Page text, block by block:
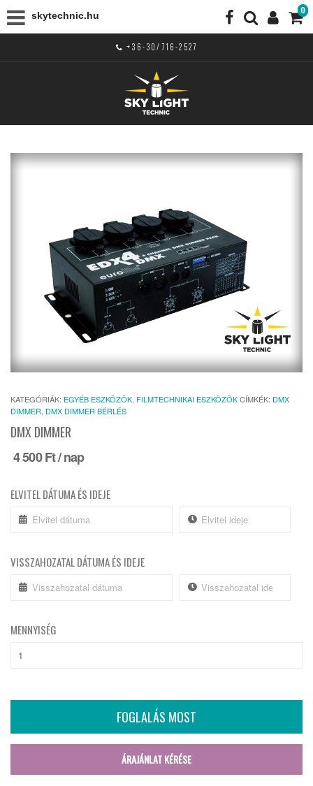
skytechnic.hu 0
+36-30/716-2527
KATEGÓRIÁK: EGYÉB ESZKÖZÖK FILMTECHNIKAI ESZKÖZÖKCÍMKÉK: DMX
DIMMER DMX DIMMER BÉRLÉS
DMX DIMMER
4 500Ft/ nap
ELVITEL DÁTUMA ÉS IDEJE
VISSZAHOZATAL DÁTUMA ÉS IDEJE
MENNYISÉG
FOGLALÁS MOST
ÁRAJÁNLAT KÉRÉSE